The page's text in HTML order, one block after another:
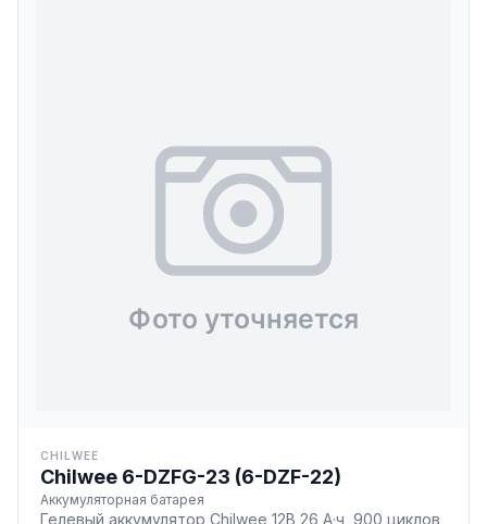
CHILWEE
Chilwee 6-DZFG-23 (6-DZF-22)
Аккумуляторная батарея
Гелевый аккумулятор Chilwee 12В 26 А·ч, 900 циклов